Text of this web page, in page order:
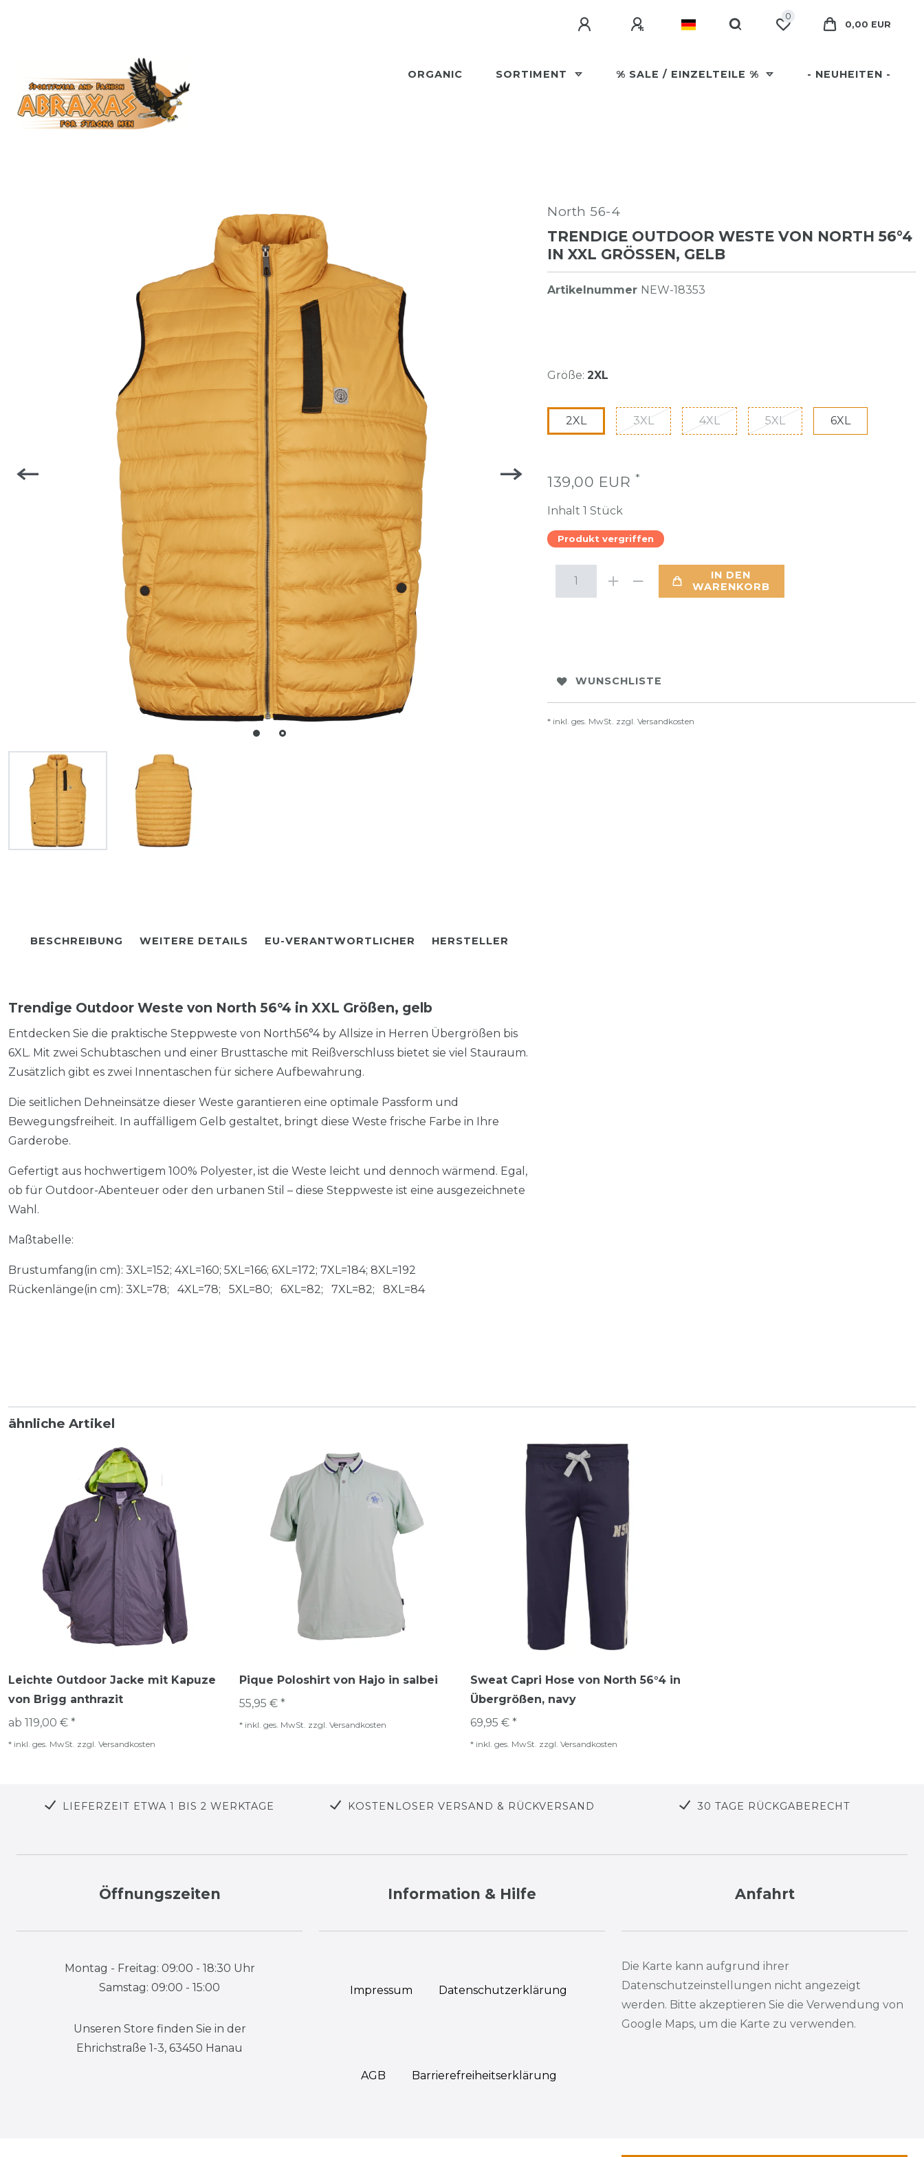
0
0,00 EUR
ORGANIC SORTIMENT % SALE / EINZELTEILE % - NEUHEITEN -
North 56-4
TRENDIGE OUTDOOR WESTE VON NORTH 56°4
IN XXL GRÖSSEN, GELB
Artikelnummer NEW-18353
Größe: 2XL
2XL 3XL 4XL 5XL 6XL
139,00 EUR *
Inhalt 1 Stück
Produkt vergriffen
IN DEN
WARENKORB
WUNSCHLISTE
* inkl. ges. MwSt. zzgl. Versandkosten
BESCHREIBUNG WEITERE DETAILS EU-VERANTWORTLICHER HERSTELLER
Trendige Outdoor Weste von North 56°4 in XXL Größen, gelb
Entdecken Sie die praktische Steppweste von North56°4 by Allsize in Herren Übergrößen bis
6XL. Mit zwei Schubtaschen und einer Brusttasche mit Reißverschluss bietet sie viel Stauraum.
Zusätzlich gibt es zwei Innentaschen für sichere Aufbewahrung.
Die seitlichen Dehneinsätze dieser Weste garantieren eine optimale Passform und
Bewegungsfreiheit. In auffälligem Gelb gestaltet, bringt diese Weste frische Farbe in Ihre
Garderobe.
Gefertigt aus hochwertigem 100% Polyester, ist die Weste leicht und dennoch wärmend. Egal,
ob für Outdoor-Abenteuer oder den urbanen Stil – diese Steppweste ist eine ausgezeichnete
Wahl.
Maßtabelle:
Brustumfang(in cm): 3XL=152; 4XL=160; 5XL=166; 6XL=172; 7XL=184; 8XL=192
Rückenlänge(in cm): 3XL=78; 4XL=78; 5XL=80; 6XL=82; 7XL=82; 8XL=84
ähnliche Artikel
Leichte Outdoor Jacke mit Kapuze
von Brigg anthrazit
ab 119,00 € *
* inkl. ges. MwSt. zzgl. Versandkosten
Pique Poloshirt von Hajo in salbei
55,95 € *
* inkl. ges. MwSt. zzgl. Versandkosten
Sweat Capri Hose von North 56°4 in
Übergrößen, navy
69,95 € *
* inkl. ges. MwSt. zzgl. Versandkosten
LIEFERZEIT ETWA 1 BIS 2 WERKTAGE KOSTENLOSER VERSAND & RÜCKVERSAND 30 TAGE RÜCKGABERECHT
Öffnungszeiten
Montag - Freitag: 09:00 - 18:30 Uhr
Samstag: 09:00 - 15:00
Unseren Store finden Sie in der
Ehrichstraße 1-3, 63450 Hanau
Information & Hilfe
Impressum Daten­schutz­erklärung
AGB Barrierefreiheitserklärung
Anfahrt
Die Karte kann aufgrund ihrer
Datenschutzeinstellungen nicht angezeigt
werden. Bitte akzeptieren Sie die Verwendung von
Google Maps, um die Karte zu verwenden.